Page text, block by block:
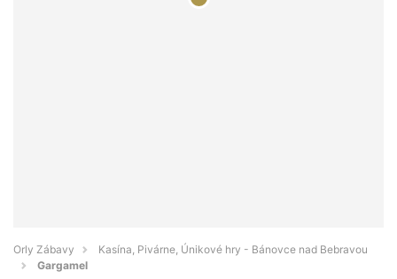
Orly Zábavy
Kasína, Pivárne, Únikové hry - Bánovce nad Bebravou
Gargamel